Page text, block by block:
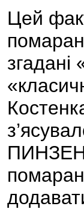
Цей
згадані